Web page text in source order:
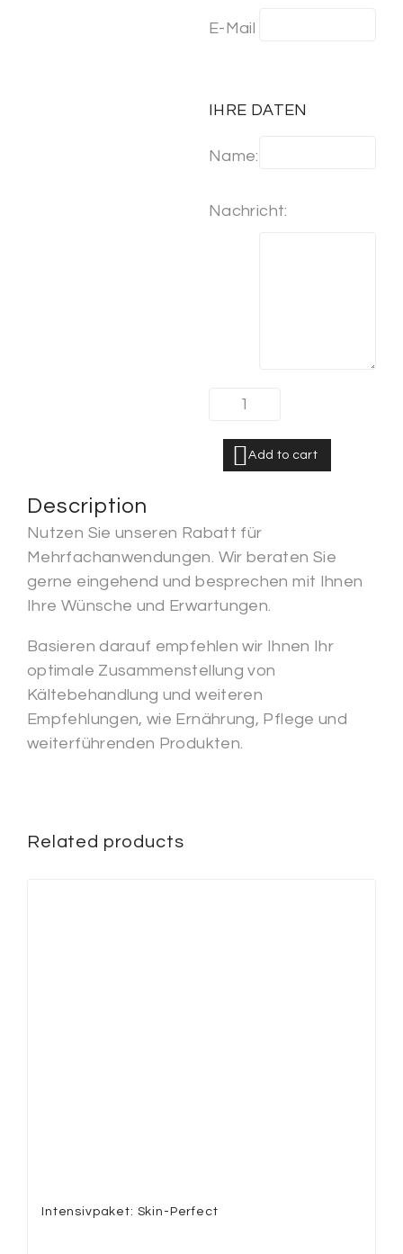
E-Mail
IHRE DATEN
Name:
Nachricht:
Add to cart
Description
Nutzen Sie unseren Rabatt für
Mehrfachanwendungen. Wir beraten Sie
gerne eingehend und besprechen mit Ihnen
Ihre Wünsche und Erwartungen.
Basieren darauf empfehlen wir Ihnen Ihr
optimale Zusammenstellung von
Kältebehandlung und weiteren
Empfehlungen, wie Ernährung, Pflege und
weiterführenden Produkten.
Related products
Intensivpaket: Skin-Perfect